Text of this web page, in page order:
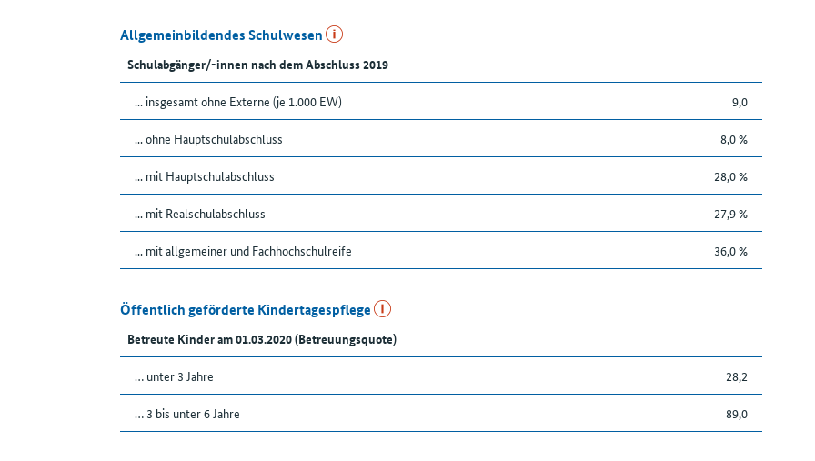
Allgemeinbildendes Schulwesen
Schulabgänger/-innen nach dem Abschluss 2019
... insgesamt ohne Externe (je 1.000 EW) 9,0
... ohne Hauptschulabschluss 8,0 %
... mit Hauptschulabschluss 28,0 %
... mit Realschulabschluss 27,9 %
... mit allgemeiner und Fachhochschulreife 36,0 %
Öffentlich geförderte Kindertagespflege
Betreute Kinder am 01.03.2020 (Betreuungsquote)
… unter 3 Jahre 28,2
… 3 bis unter 6 Jahre 89,0